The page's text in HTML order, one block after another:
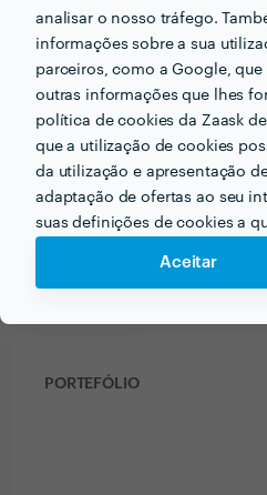
analisar o nosso tráfego.
informações sobre a sua
parceiros, como a Google,
outras informações que lhes
política de cookies da Zaask
que a utilização de cookies
da utilização e apresentação
adaptação de ofertas ao seu
suas definições de cookies a
Aceitar
Ver
PRÉMIOS ZAASK
1 vez
🎉 Este/a
PORTEFÓLIO